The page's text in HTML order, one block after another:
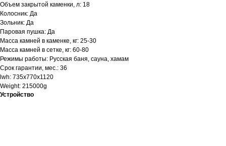
Объем закрытой каменки, л: 18
Колосник: Да
Зольник: Да
Паровая пушка: Да
Масса камней в каменке, кг: 25-30
Масса камней в сетке, кг: 60-80
Режимы работы: Русская баня, сауна, хамам
Срок гарантии, мес.: 36
lwh: 735x770x1120
Weight: 215000g
Устройство